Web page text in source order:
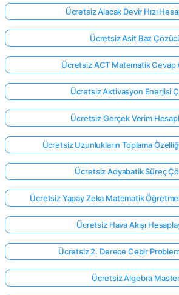
Ücretsiz Alacak Devir Hızı
Ücretsiz Asit Baz
Ücretsiz ACT Matematik Cevap
Ücretsiz Aktivasyon Enerjisi
Ücretsiz Gerçek Verim
Ücretsiz Uzunlukların Toplama Özelliği
Ücretsiz Adyabatik Süreç
Ücretsiz Yapay Zeka Matematik
Ücretsiz Hava Akışı
Ücretsiz 2. Derece Cebir
Ücretsiz Algebra